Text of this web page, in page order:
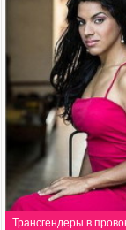
Трансгендеры в